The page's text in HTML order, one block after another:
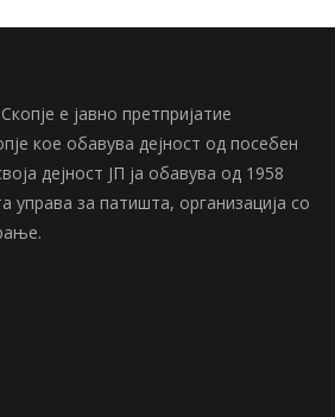
е јавно претпријатие
кое обавува дејност од посебен
дејност ЈП ја обавува од 1958
управа за патишта, организација со